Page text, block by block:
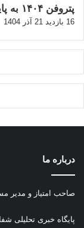
پتروفن ۱۴۰۴ به پایان رسید
16 بازدید 21 آذر 1404
درباره ما
صاحب امتیاز و مدیر
پایگاه خبری تحلیلی